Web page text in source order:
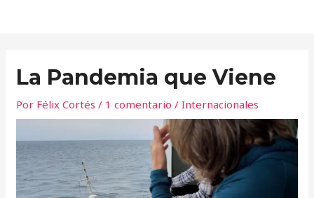
La Pandemia que Viene
Por Félix Cortés/ 1 comentario /Internacionales